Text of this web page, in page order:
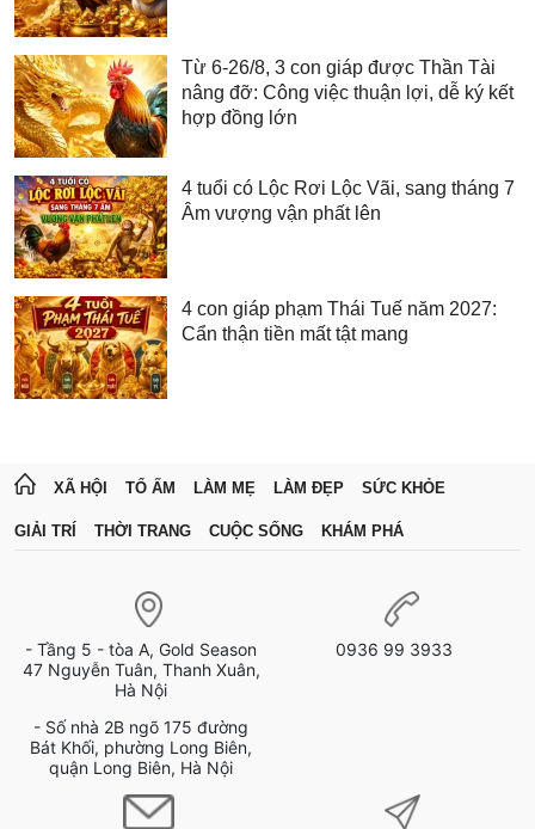
Từ 6-26/8, 3 con giáp được Thần Tài
nâng đỡ: Công việc thuận lợi, dễ ký kết
hợp đồng lớn
4 tuổi có Lộc Rơi Lộc Vãi, sang tháng 7
Âm vượng vận phất lên
4 con giáp phạm Thái Tuế năm 2027:
Cẩn thận tiền mất tật mang
XÃ HỘI TỔ ẤM LÀM MẸ LÀM ĐẸP SỨC KHỎE
GIẢI TRÍ THỜI TRANG CUỘC SỐNG KHÁM PHÁ
- Tầng 5 - tòa A, Gold Season
47 Nguyễn Tuân, Thanh Xuân,
Hà Nội
- Số nhà 2B ngõ 175 đường
Bát Khối, phường Long Biên,
quận Long Biên, Hà Nội
0936 99 3933